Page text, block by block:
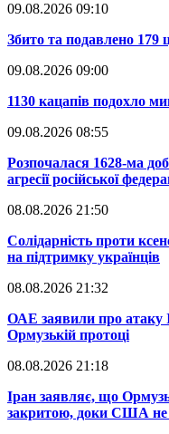
09.08.2026 09:10
​Збито та подавлено 179
09.08.2026 09:00
​1130 кацапів подохло
09.08.2026 08:55
​Розпочалася 1628-ма
агресії російської
08.08.2026 21:50
​Солідарність проти
на підтримку українців
08.08.2026 21:32
​ОАЕ заявили про атаку
Ормузькій протоці
08.08.2026 21:18
​Іран заявляє, що
закритою, доки США не